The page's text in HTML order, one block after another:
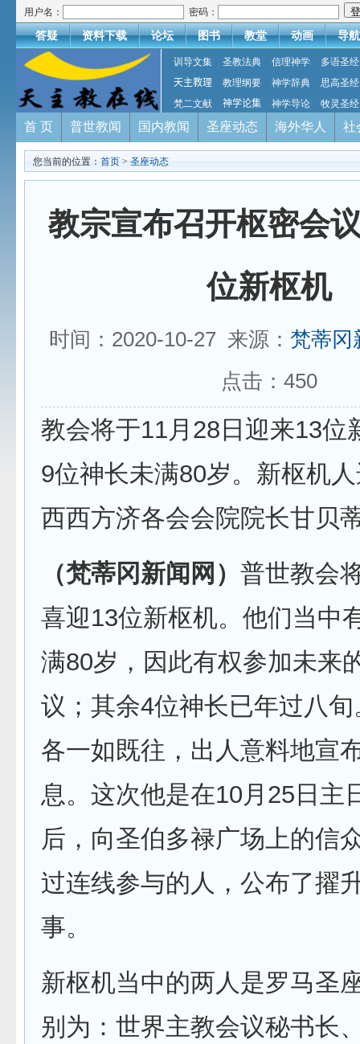
用户名： 密码：
答疑 资料下载 论坛 图书 教堂 动画 导航
训导文集 圣教法典 信理神学
多语圣经
天主教理
教理纲要 神学辞典
思高圣经
梵二文献
神学论集 神学导论 牧灵圣经
首 页 普世教闻 国内教闻 圣座动态 海外华人 社
您当前的位置： 首页 > 圣座动态
教宗宣布召开枢密会
位新枢机
时间：2020-10-27 来源： 梵蒂冈
点击： 450
教会将于11月28日迎来13位
9位神长未满80岁。新枢机
西西方济各会会院院长甘贝
（梵蒂冈新闻网） 普世教会
喜迎13位新枢机。他们当中
满80岁，因此有权参加未来
议；其余4位神长已年过八
各一如既往，出人意料地宣
息。这次他是在10月25日主
后，向圣伯多禄广场上的信
过连线参与的人，公布了擢
事。
新枢机当中的两人是罗马圣
别为：世界主教会议秘书长